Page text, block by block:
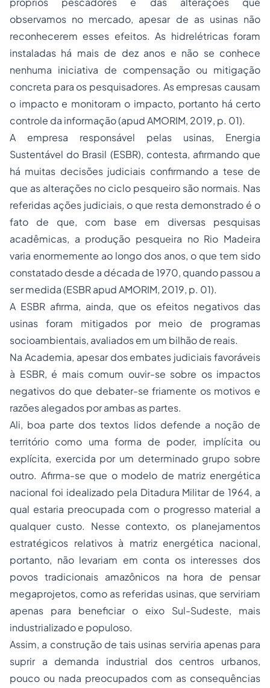
observamos no mercado, apesar de as usinas não
reconhecerem esses efeitos. As hidrelétricas foram
instaladas há mais de dez anos e não se conhece
nenhuma iniciativa de compensação ou mitigação
concreta para os pesquisadores. As empresas causam
o impacto e monitoram o impacto, portanto há certo
controle da informação (apud AMORIM, 2019, p. 01).
A empresa responsável pelas usinas, Energia
Sustentável do Brasil (ESBR), contesta, afirmando que
há muitas decisões judiciais confirmando a tese de
que as alterações no ciclo pesqueiro são normais. Nas
referidas ações judiciais, o que resta demonstrado é o
fato de que, com base em diversas pesquisas
acadêmicas, a produção pesqueira no Rio Madeira
varia enormemente ao longo dos anos, o que tem sido
constatado desde a década de 1970, quando passou a
ser medida (ESBR apud AMORIM, 2019, p. 01).
A ESBR afirma, ainda, que os efeitos negativos das
usinas foram mitigados por meio de programas
socioambientais, avaliados em um bilhão de reais.
Na Academia, apesar dos embates judiciais favoráveis
à ESBR, é mais comum ouvir-se sobre os impactos
negativos do que debater-se friamente os motivos e
razões alegados por ambas as partes.
Ali, boa parte dos textos lidos defende a noção de
território como uma forma de poder, implícita ou
explícita, exercida por um determinado grupo sobre
outro. Afirma-se que o modelo de matriz energética
nacional foi idealizado pela Ditadura Militar de 1964, a
qual estaria preocupada com o progresso material a
qualquer custo. Nesse contexto, os planejamentos
estratégicos relativos à matriz energética nacional,
portanto, não levariam em conta os interesses dos
povos tradicionais amazônicos na hora de pensar
megaprojetos, como as referidas usinas, que serviriam
apenas para beneficiar o eixo Sul-Sudeste, mais
industrializado e populoso.
Assim, a construção de tais usinas serviria apenas para
suprir a demanda industrial dos centros urbanos,
pouco ou nada preocupados com as consequências